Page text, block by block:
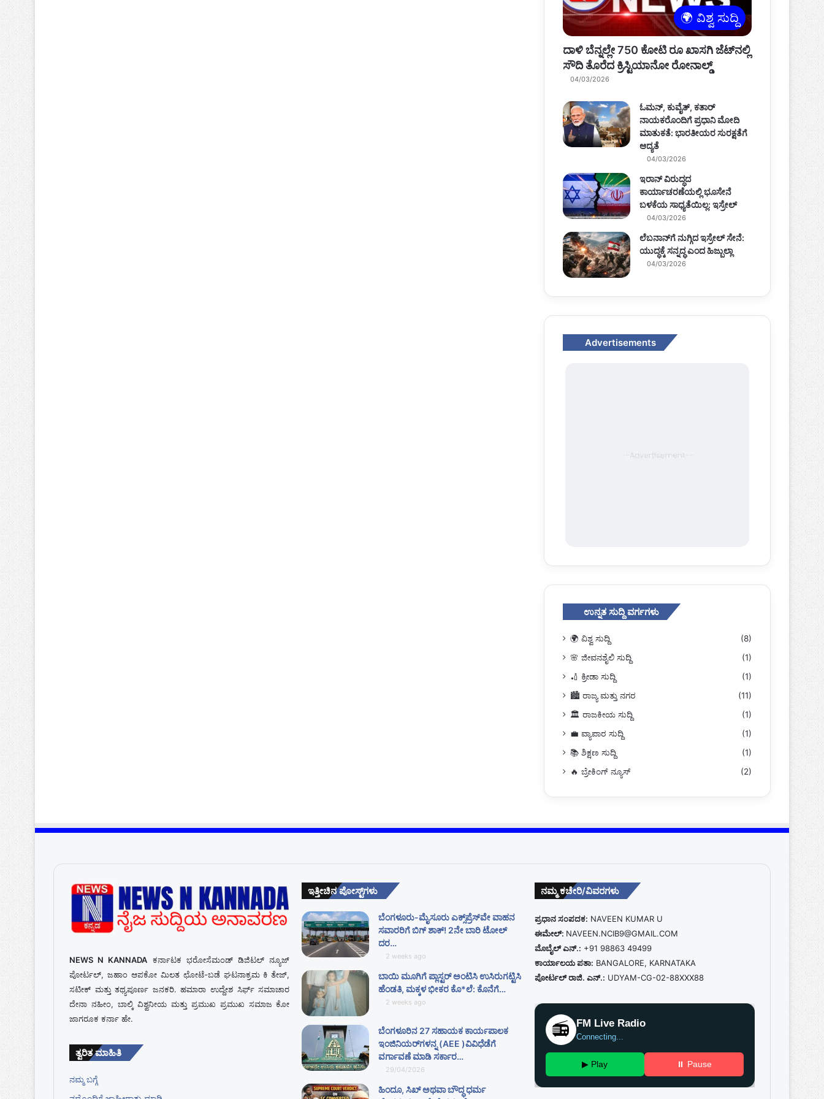
🌍 ವಿಶ್ವ ಸುದ್ದಿ
ದಾಳಿ ಬೆನ್ನಲ್ಲೇ 750 ಕೋಟಿ ರೂ ಖಾಸಗಿ ಜೆಟ್‌ನಲ್ಲಿ
ಸೌದಿ ತೊರೆದ ಕ್ರಿಸ್ಟಿಯಾನೋ ರೋನಾಲ್ಡ್
04/03/2026
ಓಮನ್, ಕುವೈತ್, ಕತಾರ್
ನಾಯಕರೊಂದಿಗೆ ಪ್ರಧಾನಿ ಮೋದಿ
ಮಾತುಕತೆ: ಭಾರತೀಯರ ಸುರಕ್ಷತೆಗೆ
ಆದ್ಯತೆ
04/03/2026
ಇರಾನ್ ವಿರುದ್ಧದ
ಕಾರ್ಯಾಚರಣೆಯಲ್ಲಿ ಭೂಸೇನೆ
ಬಳಕೆಯ ಸಾಧ್ಯತೆಯಿಲ್ಲ: ಇಸ್ರೇಲ್
04/03/2026
ಲೆಬನಾನ್‌ಗೆ ನುಗ್ಗಿದ ಇಸ್ರೇಲ್‌ ಸೇನೆ:
ಯುದ್ಧಕ್ಕೆ ಸನ್ನದ್ಧ ಎಂದ ಹಿಜ್ಬುಲ್ಲಾ
04/03/2026
Advertisements
ಉನ್ನತ ಸುದ್ದಿ ವರ್ಗಗಳು
🌍 ವಿಶ್ವ ಸುದ್ದಿ
(8)
🌸 ಜೀವನಶೈಲಿ ಸುದ್ದಿ
(1)
🏏 ಕ್ರೀಡಾ ಸುದ್ದಿ
(1)
🏙️ ರಾಜ್ಯ ಮತ್ತು ನಗರ
(11)
🏛️ ರಾಜಕೀಯ ಸುದ್ದಿ
(1)
💼 ವ್ಯಾಪಾರ ಸುದ್ದಿ
(1)
📚 ಶಿಕ್ಷಣ ಸುದ್ದಿ
(1)
🔥 ಬ್ರೇಕಿಂಗ್ ನ್ಯೂಸ್
(2)
NEWS N KANNADA ಕರ್ನಾಟಕ ಭರೋಸೆಮಂಡ್ ಡಿಜಿಟಲ್ ನ್ಯೂಜ್
ಪೋರ್ಟಲ್, ಜಹಾಂ ಆಪಕೋ ಮಿಲತ ಛೋಟೆ-ಬಡೆ ಘಟನಾಕ್ರಮ ಕಿ ತೇಜ್,
ಸಟೀಕ್ ಮತ್ತು ತಥ್ಯಪೂರ್ಣ ಜನಕರಿ. ಹಮಾರಾ ಉದ್ದೇಶ ಸಿರ್ಫ್ ಸಮಾಚಾರ
ದೇನಾ ನಹೀಂ, ಬಾಲ್ಕಿ ವಿಶ್ವನೀಯ ಮತ್ತು ಪ್ರಮುಖ ಪ್ರಮುಖ ಸಮಾಜ ಕೋ
ಜಾಗರೂಕ ಕರ್ನಾ ಹೇ.
ತ್ವರಿತ ಮಾಹಿತಿ
ನಮ್ಮ ಬಗ್ಗೆ
ಇತ್ತೀಚಿನ ಪೋಸ್ಟ್‌ಗಳು
ಬೆಂಗಳೂರು-ಮೈಸೂರು ಎಕ್ಸ್‌ಪ್ರೆಸ್‌ವೇ ವಾಹನ
ಸವಾರರಿಗೆ ಬಿಗ್ ಶಾಕ್! 2ನೇ ಬಾರಿ ಟೋಲ್
ದರ…
2 weeks ago
ಬಾಯಿ ಮೂಗಿಗೆ ಪ್ಲಾಸ್ಟರ್ ಅಂಟಿಸಿ ಉಸಿರುಗಟ್ಟಿಸಿ
ಹೆಂಡತಿ, ಮಕ್ಕಳ ಭೀಕರ ಕೊ*ಲೆ: ಕೊನೆಗೆ…
2 weeks ago
ಬೆಂಗಳೂರಿನ 27 ಸಹಾಯಕ ಕಾರ್ಯಪಾಲಕ
ಇಂಜಿನಿಯರ್‌ಗಳನ್ನ (AEE )ವಿವಿಧೆಡೆಗೆ
ವರ್ಗಾವಣೆ ಮಾಡಿ ಸರ್ಕಾರ…
29/04/2026
ಹಿಂದೂ, ಸಿಖ್ ಅಥವಾ ಬೌದ್ಧ ಧರ್ಮ
ನಮ್ಮ ಕಚೇರಿ/ವಿವರಗಳು
ಪ್ರಧಾನ ಸಂಪದಕ: NAVEEN KUMAR U
ಈಮೇಲ್: NAVEEN.NCIB9@GMAIL.COM
ಮೊಬೈಲ್ ಎನ್.: +91 98863 49499
ಕಾರ್ಯಾಲಯ ಪತಾ: BANGALORE, KARNATAKA
ಪೋರ್ಟಲ್ ರಾಜಿ. ಎನ್.: UDYAM-CG-02-88XXX88
📻 FM Live Radio
Connecting...
▶ Play ⏸ Pause